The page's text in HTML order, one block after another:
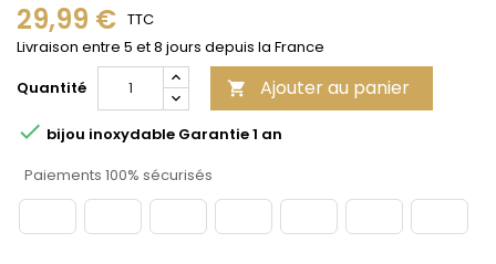
29,99 € TTC
Livraison entre 5 et 8 jours depuis la France
Quantité
 Ajouter au panier
 bijou inoxydable Garantie 1 an
Paiements 100% sécurisés